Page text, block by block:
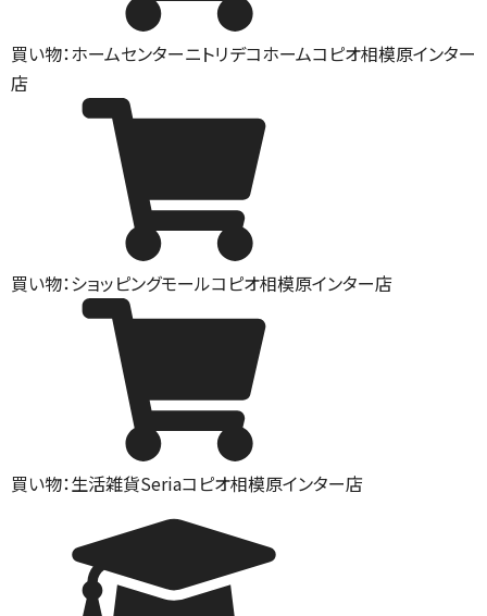
買い物：ホームセンターニトリデコホームコピオ相模原インター
店
買い物：ショッピングモールコピオ相模原インター店
買い物：生活雑貨Seriaコピオ相模原インター店